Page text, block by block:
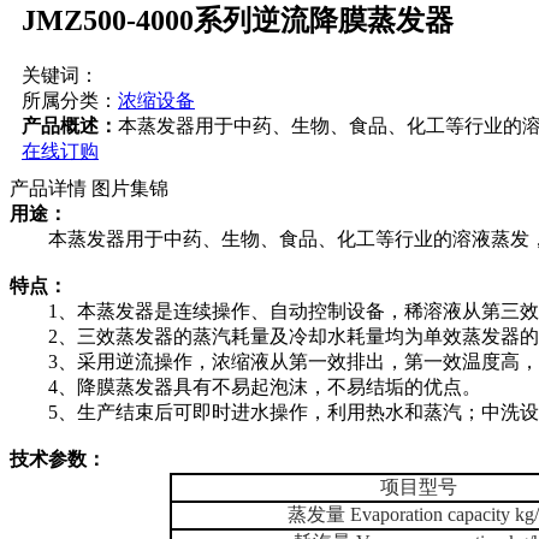
JMZ500-4000系列逆流降膜蒸发器
关键词：
所属分类： 浓缩设备
产品概述： 本蒸发器用于中药、生物、食品、化工等行业的
在线订购
产品详情 图片集锦
用途：
本蒸发器用于中药、生物、食品、化工等行业的溶液蒸发
特点：
1、本蒸发器是连续操作、自动控制设备，稀溶液从第三
2、三效蒸发器的蒸汽耗量及冷却水耗量均为单效蒸发器
3、采用逆流操作，浓缩液从第一效排出，第一效温度高
4、降膜蒸发器具有不易起泡沫，不易结垢的优点。
5、生产结束后可即时进水操作，利用热水和蒸汽；中洗
技术参数：
项目型号
蒸发量 Evaporation capacity